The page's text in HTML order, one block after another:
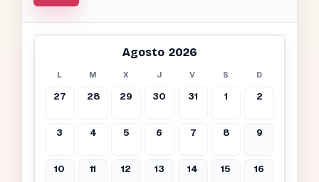
Agosto 2026
L M X J V S D
27 28 29 30 31 1 2
3 4 5 6 7 8 9
10 11 12 13 14 15 16